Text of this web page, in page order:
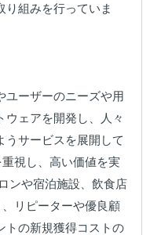
り組みを行っていま
ユーザーのニーズや用
ウェアを開発し、人々
うサービスを展開して
視し、高い価値を実
ンや宿泊施設、飲食店
リピーターや優良顧
トの新規獲得コストの